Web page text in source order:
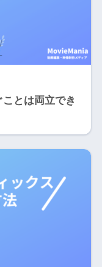
とは両立でき